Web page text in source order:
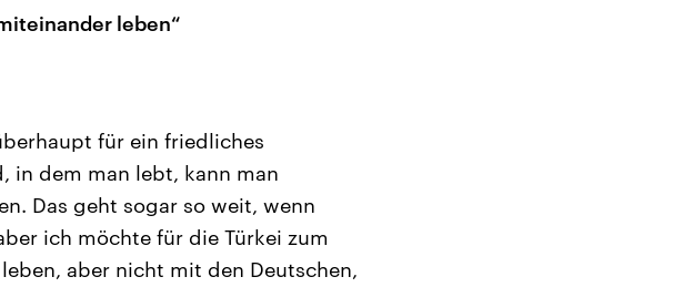
leben“
für ein friedliches
in dem man lebt, kann man
Das geht sogar so weit, wenn
ich möchte für die Türkei zum
aber nicht mit den Deutschen,